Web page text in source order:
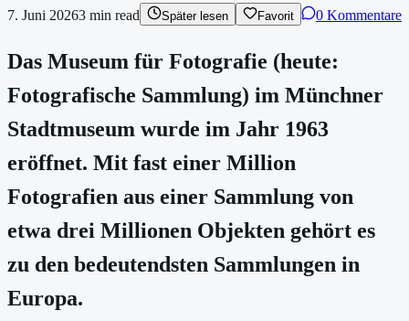
7. Juni 20263 min read Später lesen Favorit 0 Kommentare
Das Museum für Fotografie (heute:
Fotografische Sammlung) im Münchner
Stadtmuseum wurde im Jahr 1963
eröffnet. Mit fast einer Million
Fotografien aus einer Sammlung von
etwa drei Millionen Objekten gehört es
zu den bedeutendsten Sammlungen in
Europa.